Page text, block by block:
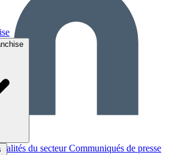
du secteur Communiqués de presse